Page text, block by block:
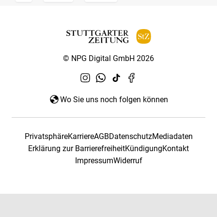
© NPG Digital GmbH 2026
Wo Sie uns noch folgen können
PrivatsphäreKarriereAGBDatenschutzMediadaten
Erklärung zur BarrierefreiheitKündigungKontakt
ImpressumWiderruf